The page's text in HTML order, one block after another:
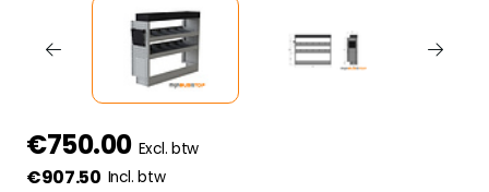
€750.00 Excl. btw
€907.50 Incl. btw